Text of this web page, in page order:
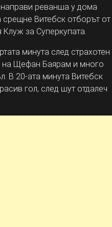
реванша у дома
Витебск отборът от
за Суперкупата.
минута след страхотен
на Щефан Баярам и много
В 20-ата минута Витебск
гол, след шут отдалеч